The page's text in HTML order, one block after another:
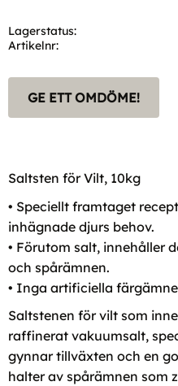
Lagerstatus
Artikelnr
GE ETT OMDÖME!
Saltsten för Vilt, 10kg
• Speciellt framtaget
inhägnade djurs behov.
• Förutom salt, innehåller
och spårämnen.
• Inga artificiella
Saltstenen för vilt som
raffinerat vakuumsalt,
gynnar tillväxten och en
halter av spårämnen som